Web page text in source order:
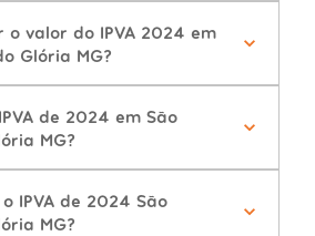
o valor do IPVA 2024 em
Glória MG?
de 2024 em São
MG?
IPVA de 2024 São
MG?